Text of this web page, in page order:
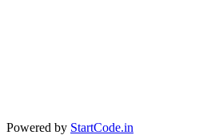
Powered by StartCode.in